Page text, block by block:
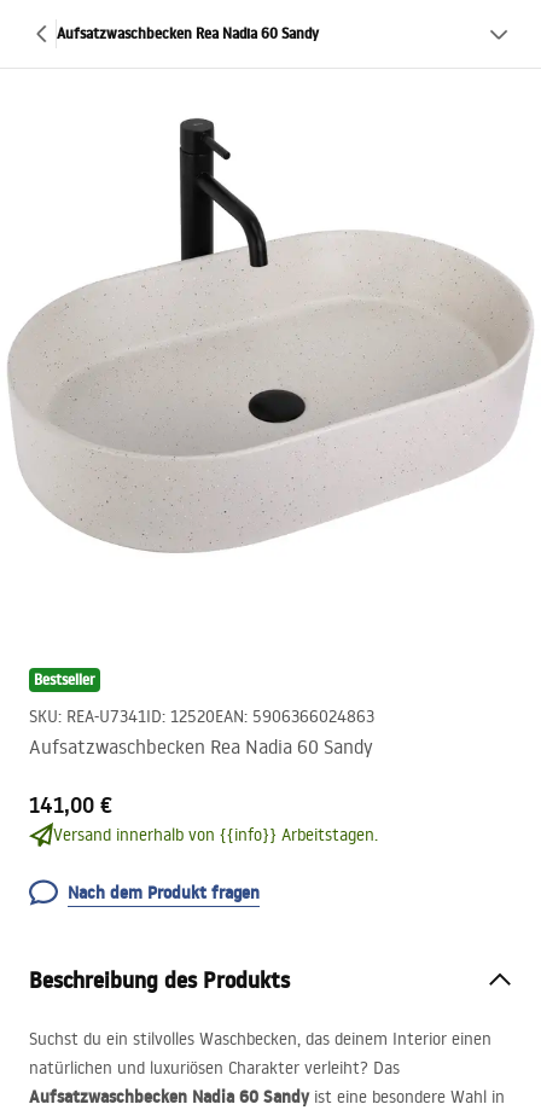
Aufsatzwaschbecken Rea Nadia 60 Sandy
Bestseller
SKU: REA-U7341ID: 12520EAN: 5906366024863
Aufsatzwaschbecken Rea Nadia 60 Sandy
141,00 €
Versand innerhalb von {{info}} Arbeitstagen.
Nach dem Produkt fragen
Beschreibung des Produkts
Suchst du ein stilvolles Waschbecken, das deinem Interior einen
natürlichen und luxuriösen Charakter verleiht? Das
Aufsatzwaschbecken Nadia 60 Sandyist eine besondere Wahl in